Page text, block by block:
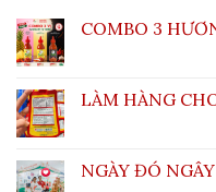
COMBO 3
LÀM HÀNG
NGÀY ĐÓ